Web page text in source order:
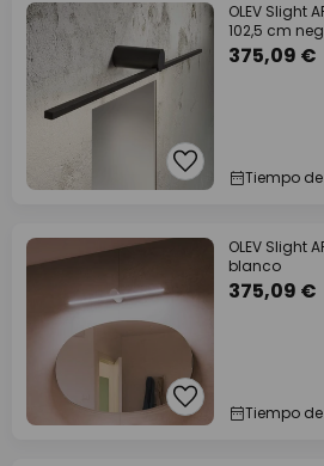
OLEV Slight
102,5 cm
375,09 €
Tiempo
OLEV Slight
blanco
375,09 €
Tiempo